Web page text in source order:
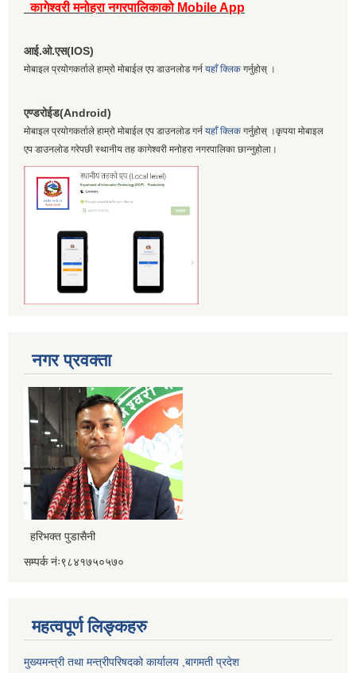
कागेश्वरी मनोहरा नगरपालिकाको Mobile App
आई.ओ.एस(IOS)
मोबाइल प्रयोगकर्ताले हाम्रो मोबाईल एप डाउनलोड गर्न यहाँ क्लिक गर्नुहोस् ।
एण्डरोईड(Android)
मोबाइल प्रयोगकर्ताले हाम्रो मोबाईल एप डाउनलोड गर्न यहाँ क्लिक गर्नुहोस् ।कृपया मोबाइल
एप डाउनलोड गरेपछी स्थानीय तह कागेश्वरी मनोहरा नगरपालिका छान्नुहोला।
नगर प्रवक्ता
हरिभक्त पुडासैनी
सम्पर्क नंः९८४१७५०५७०
महत्वपूर्ण लिङ्कहरु
मुख्यमन्त्री तथा मन्त्रीपरिषदको कार्यालय ,बागमती प्रदेश